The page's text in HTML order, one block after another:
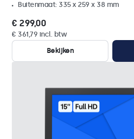
Buitenmaat: 335 x 259 x 38 mm
€ 299,00
€ 361,79 incl. btw
Bekijken